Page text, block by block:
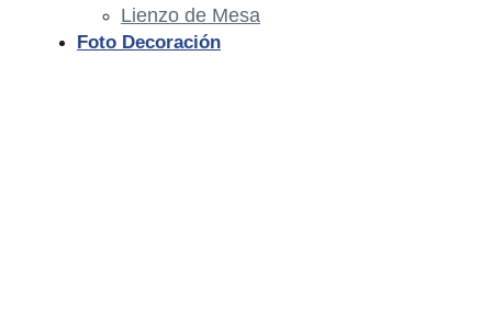
Lienzo de Mesa
Foto Decoración